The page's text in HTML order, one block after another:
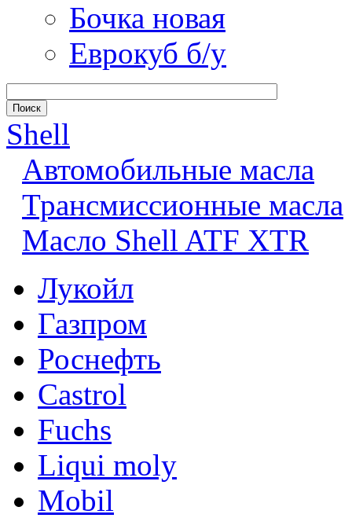
Бочка новая
Еврокуб б/у
Shell
Автомобильные масла
Трансмиссионные масла
Масло Shell ATF XTR
Лукойл
Газпром
Роснефть
Castrol
Fuchs
Liqui moly
Mobil